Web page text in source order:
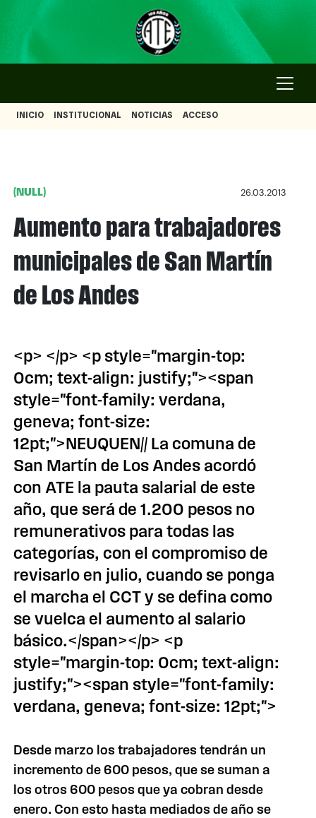
INICIO INSTITUCIONAL NOTICIAS ACCESO
(NULL) 26.03.2013
Aumento para trabajadores
municipales de San Martín
de Los Andes
<p> </p> <p style="margin-top:
0cm; text-align: justify;"><span
style="font-family: verdana,
geneva; font-size:
12pt;">NEUQUEN// La comuna de
San Martín de Los Andes acordó
con ATE la pauta salarial de este
año, que será de 1.200 pesos no
remunerativos para todas las
categorías, con el compromiso de
revisarlo en julio, cuando se ponga
el marcha el CCT y se defina como
se vuelca el aumento al salario
básico.</span></p> <p
style="margin-top: 0cm; text-align:
justify;"><span style="font-family:
verdana, geneva; font-size: 12pt;">
Desde marzo los trabajadores tendrán un
incremento de 600 pesos, que se suman a
los otros 600 pesos que ya cobran desde
enero. Con esto hasta mediados de año se